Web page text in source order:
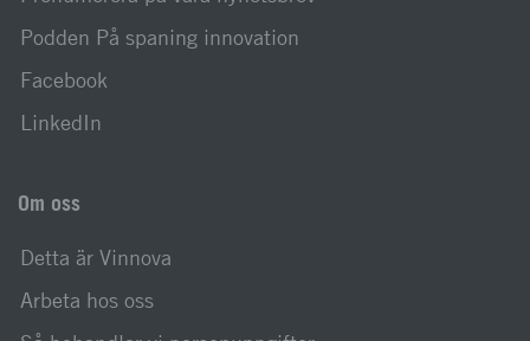
Podden På spaning innovation
Facebook
LinkedIn
Om oss
Detta är Vinnova
Arbeta hos oss